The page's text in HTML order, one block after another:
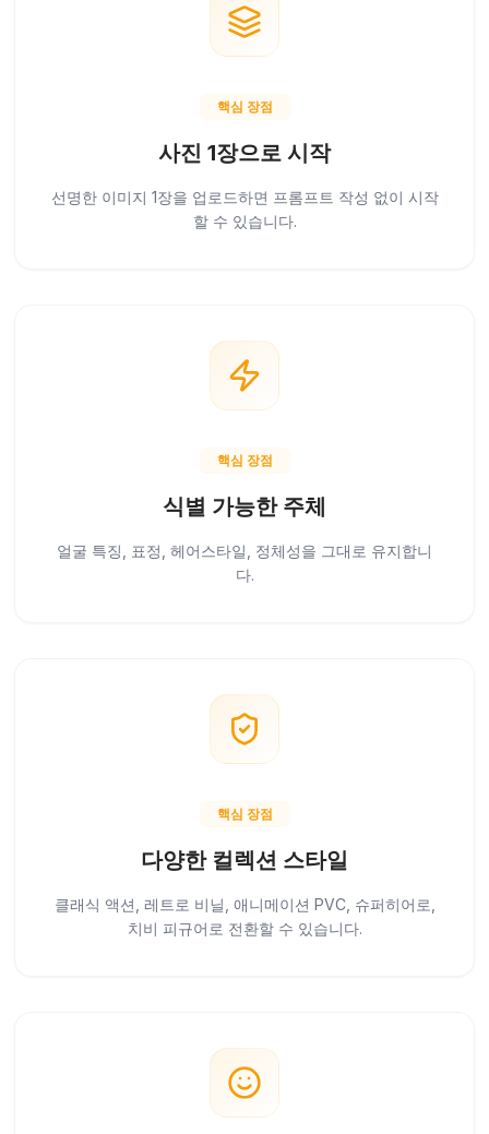
핵심 장점
사진 1장으로 시작
선명한 이미지 1장을 업로드하면 프롬프트 작성 없이 시작
할 수 있습니다.
핵심 장점
식별 가능한 주체
얼굴 특징, 표정, 헤어스타일, 정체성을 그대로 유지합니
다.
핵심 장점
다양한 컬렉션 스타일
클래식 액션, 레트로 비닐, 애니메이션 PVC, 슈퍼히어로,
치비 피규어로 전환할 수 있습니다.